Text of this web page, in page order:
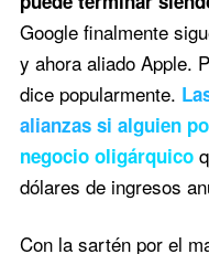
Google finalmente
y ahora aliado Apple.
dice popularmente.
alianzas si alguien
negocio oligárquico
dólares de ingresos
Con la sartén por el